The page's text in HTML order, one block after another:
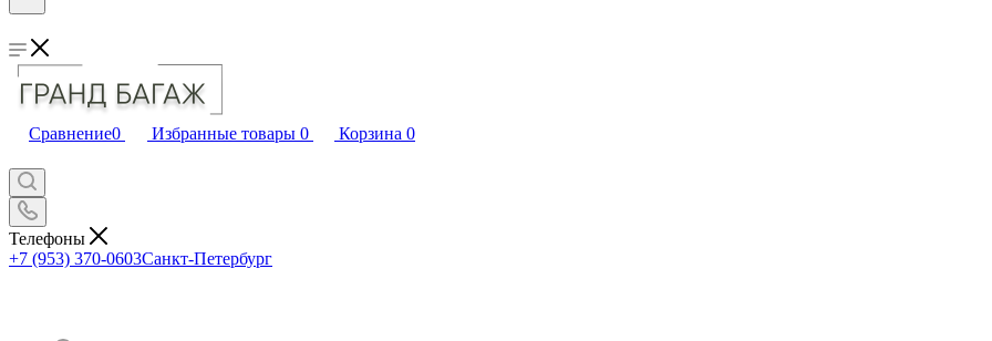
Сравнение0 Избранные товары 0 Корзина 0
Телефоны
+7 (953) 370-0603Санкт-Петербург